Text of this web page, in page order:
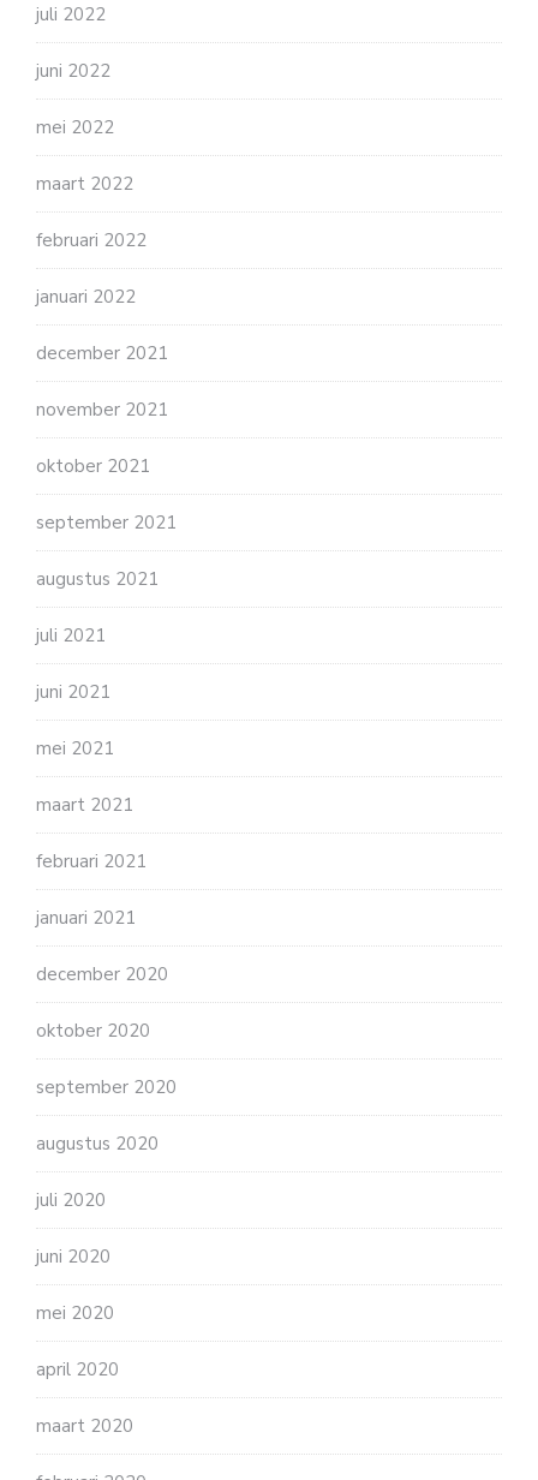
juli 2022
juni 2022
mei 2022
maart 2022
februari 2022
januari 2022
december 2021
november 2021
oktober 2021
september 2021
augustus 2021
juli 2021
juni 2021
mei 2021
maart 2021
februari 2021
januari 2021
december 2020
oktober 2020
september 2020
augustus 2020
juli 2020
juni 2020
mei 2020
april 2020
maart 2020